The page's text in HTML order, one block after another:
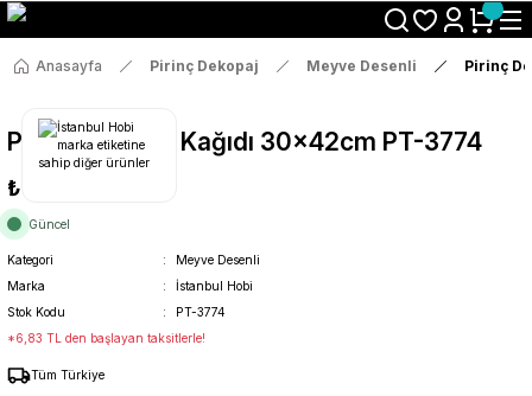
Size Özel "HG10" Koduyla Sepette Hemen %10 İndirimi Kaçırma
Anasayfa Pirinç Dekopaj Meyve Desenli Pirinç
Pirinç Dekopaj Kağıdı 30x42cm PT-3774
₺36
Güncel
Kategori
Meyve Desenli
Marka
İstanbul Hobi
Stok Kodu
PT-3774
*6,83 TL den başlayan taksitlerle!
Tüm Türkiye